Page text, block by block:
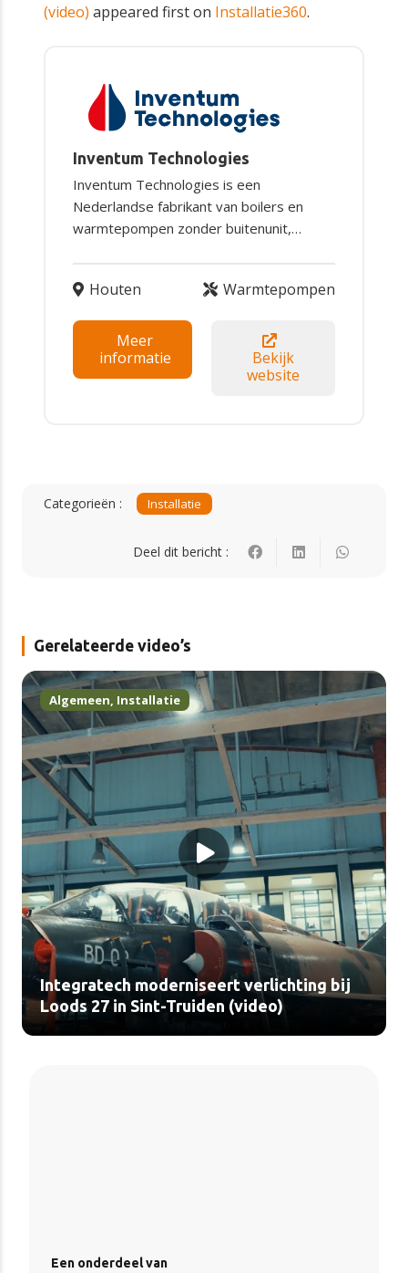
(video) appeared first on Installatie360.
Inventum Technologies
Inventum Technologies is een
Nederlandse fabrikant van boilers en
warmtepompen zonder buitenunit,…
Houten Warmtepompen
Meer
informatie
Bekijk
website
Categorieën : Installatie
Deel dit bericht :
Gerelateerde video’s
Algemeen, Installatie
Integratech moderniseert verlichting bij
Loods 27 in Sint-Truiden (video)
Een onderdeel van